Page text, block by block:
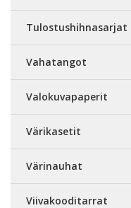
Tulostushihnasarjat
Vahatangot
Valokuvapaperit
Värikasetit
Värinauhat
Viivakooditarrat